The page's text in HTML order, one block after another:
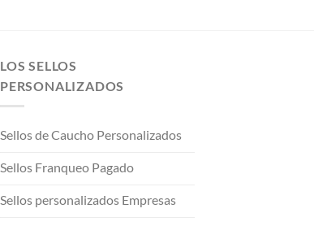
LOS SELLOS
PERSONALIZADOS
Sellos de Caucho Personalizados
Sellos Franqueo Pagado
Sellos personalizados Empresas